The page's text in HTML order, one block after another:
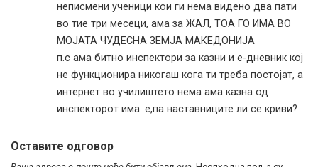
неписмени ученици кои ги нема видено два пати
во тие три месеци, ама за ЖАЛ, ТОА ГО ИМА ВО
МОЈАТА ЧУДЕСНА ЗЕМЈА МАКЕДОНИЈА
п.с ама битно инспектори за казни и е-дневник кој
не функционира никогаш кога ти треба постојат, а
интернет во училиштето нема ама казна од
инспекторот има. е,па наставниците ли се криви?
Оставите одговор